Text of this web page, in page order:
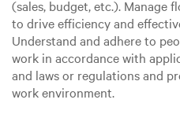
(sales, budget, etc.). Manage
to drive efficiency and
Understand and adhere to
work in accordance with
and laws or regulations and
work environment.